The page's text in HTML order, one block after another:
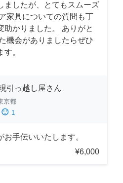
ましたが、とてもスムーズ
家具についての質問も丁
助かりました。 ありがと
機会がありましたらぜひ
。
引っ越し屋さん
京都
sentiment_dissatisfied 1
手伝いいたします。
¥6,000